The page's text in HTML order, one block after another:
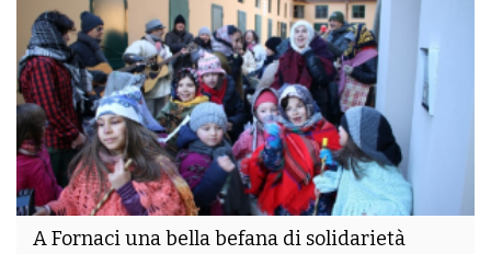
A Fornaci una bella befana di solidarietà